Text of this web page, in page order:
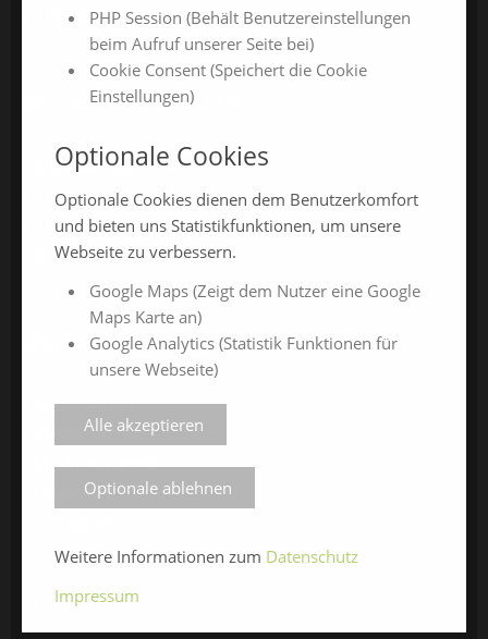
ChamlandCareer
ONLINE-JAHRESMESSEN
ChamlandSchau24
ChamlandVital24
ChamlandBau24
ChamlandCareer24
ÜBER UNS
Veranstalter
Messe-News
Medienspiegel
Facebook
SERVICE
PHP Session (Behält Benutzereinstellungen
beim Aufruf unserer Seite bei)
Cookie Consent (Speichert die Cookie
Einstellungen)
Optionale Cookies
Optionale Cookies dienen dem Benutzerkomfort
und bieten uns Statistikfunktionen, um unsere
Webseite zu verbessern.
Google Maps (Zeigt dem Nutzer eine Google
Maps Karte an)
Google Analytics (Statistik Funktionen für
unsere Webseite)
Alle akzeptieren
Optionale ablehnen
Weitere Informationen zum Datenschutz
Impressum